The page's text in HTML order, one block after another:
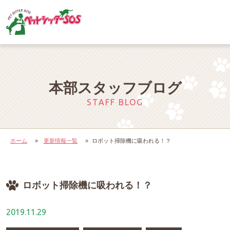
本部スタッフブログ
STAFF BLOG
ホーム » 更新情報一覧 » ロボット掃除機に吸われる！？
ロボット掃除機に吸われる！？
2019.11.29